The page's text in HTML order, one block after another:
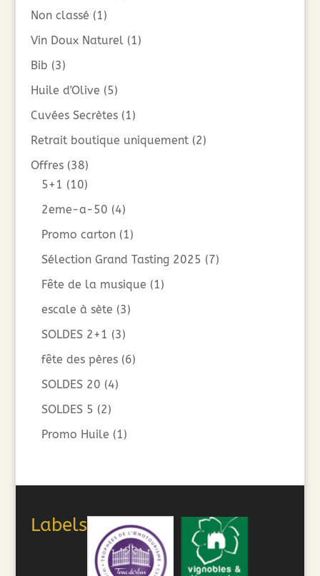
Non classé (1)
Vin Doux Naturel (1)
Bib (3)
Huile d'Olive (5)
Cuvées Secrètes (1)
Retrait boutique uniquement (2)
Offres (38)
5+1 (10)
2eme-a-50 (4)
Promo carton (1)
Sélection Grand Tasting 2025 (7)
Fête de la musique (1)
escale à sète (3)
SOLDES 2+1 (3)
fête des pères (6)
SOLDES 20 (4)
SOLDES 5 (2)
Promo Huile (1)
Labels